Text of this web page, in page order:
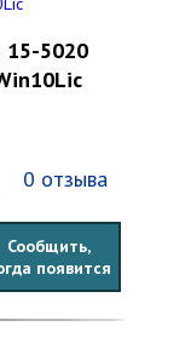
15-5020
0 отзыва
Сообщить,
появится